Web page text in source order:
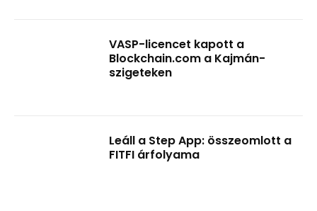
VASP-licencet kapott a
Blockchain.com a Kajmán-
szigeteken
Leáll a Step App: összeomlott a
FITFI árfolyama